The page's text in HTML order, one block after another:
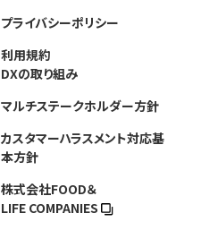
プライバシーポリシー
利用規約
DXの取り組み
マルチステークホルダー方針
カスタマーハラスメント対応基
本方針
株式会社FOOD＆
LIFE COMPANIES